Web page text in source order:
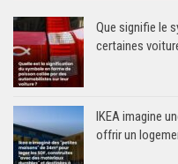
Que signifie le
certaines
IKEA imagine
offrir un